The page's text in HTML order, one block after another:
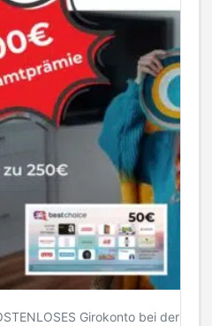
Girokonto bei der